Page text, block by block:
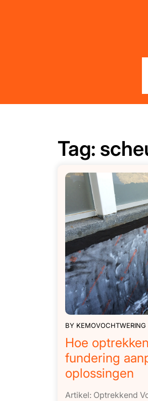
Tag:
BY KEMOVOCHTWERING
Hoe
fundering
oplossingen
Artikel: Optrekkend